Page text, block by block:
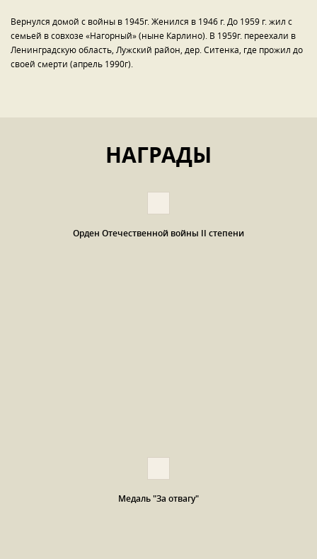
Вернулся домой с войны в 1945г. Женился в 1946 г. До 1959 г. жил с
семьей в совхозе «Нагорный» (ныне Карлино). В 1959г. переехали в
Ленинградскую область, Лужский район, дер. Ситенка, где прожил до
своей смерти (апрель 1990г).
НАГРАДЫ
Орден Отечественной войны II степени
Медаль "За отвагу"